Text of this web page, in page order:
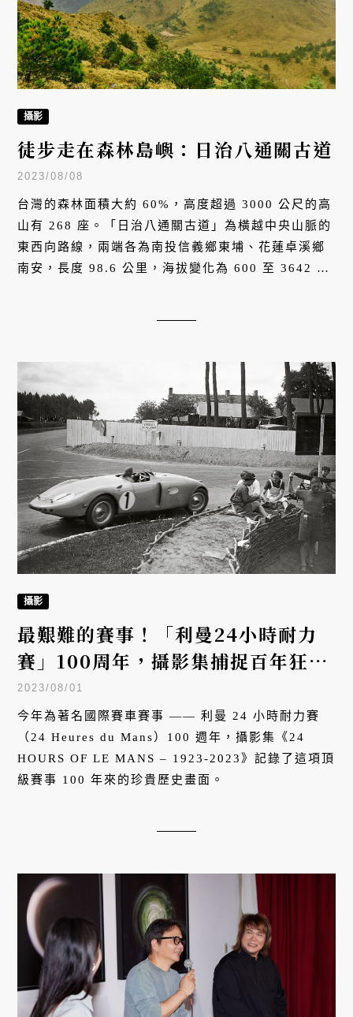
攝影
徒步走在森林島嶼：日治八通關古道
2023/08/08
台灣的森林面積大約 60%，高度超過 3000 公尺的高
山有 268 座。「日治八通關古道」為橫越中央山脈的
東西向路線，兩端各為南投信義鄉東埔、花蓮卓溪鄉
南安，長度 98.6 公里，海拔變化為 600 至 3642 公
攝影
最艱難的賽事！「利曼24小時耐力
賽」100周年，攝影集捕捉百年狂放
賽史
2023/08/01
今年為著名國際賽車賽事 —— 利曼 24 小時耐力賽
（24 Heures du Mans）100 週年，攝影集《24
HOURS OF LE MANS – 1923-2023》記錄了這項頂
級賽事 100 年來的珍貴歷史畫面。